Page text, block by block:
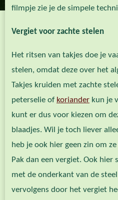
filmpje zie je de simpele
Vergiet voor zachte stelen
Het ritsen van takjes doe je
stelen, omdat deze over het
Takjes kruiden met zachte
peterselie of koriander kun je
kunt er dus voor kiezen om
blaadjes. Wil je toch liever
heb je ook hier geen zin om
Pak dan een vergiet. Ook hier
met de onderkant van de
vervolgens door het vergiet